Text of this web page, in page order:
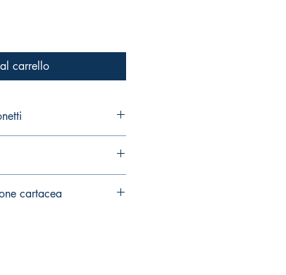
carrello
cartacea